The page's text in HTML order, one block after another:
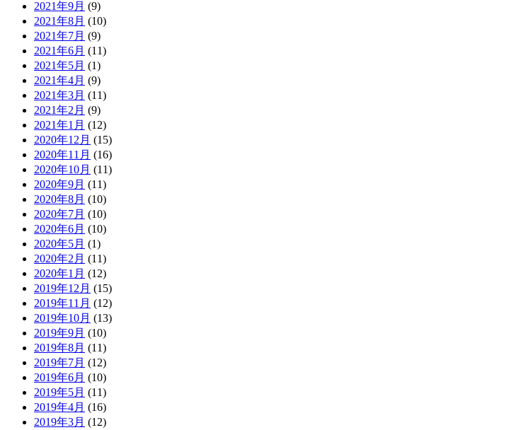
2021年9月 (9)
2021年8月 (10)
2021年7月 (9)
2021年6月 (11)
2021年5月 (1)
2021年4月 (9)
2021年3月 (11)
2021年2月 (9)
2021年1月 (12)
2020年12月 (15)
2020年11月 (16)
2020年10月 (11)
2020年9月 (11)
2020年8月 (10)
2020年7月 (10)
2020年6月 (10)
2020年5月 (1)
2020年2月 (11)
2020年1月 (12)
2019年12月 (15)
2019年11月 (12)
2019年10月 (13)
2019年9月 (10)
2019年8月 (11)
2019年7月 (12)
2019年6月 (10)
2019年5月 (11)
2019年4月 (16)
2019年3月 (12)